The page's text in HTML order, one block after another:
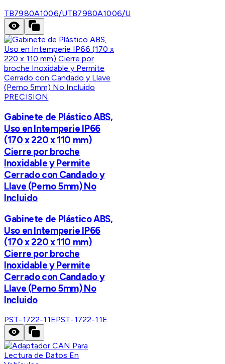
TB7980A1006/UTB7980A1006/U
PRECISION
Gabinete de Plástico ABS,
Uso en Intemperie IP66
(170 x 220 x 110 mm)
Cierre por broche
Inoxidable y Permite
Cerrado con Candado y
Llave (Perno 5mm) No
Incluido
Gabinete de Plástico ABS,
Uso en Intemperie IP66
(170 x 220 x 110 mm)
Cierre por broche
Inoxidable y Permite
Cerrado con Candado y
Llave (Perno 5mm) No
Incluido
PST-1722-11EPST-1722-11E